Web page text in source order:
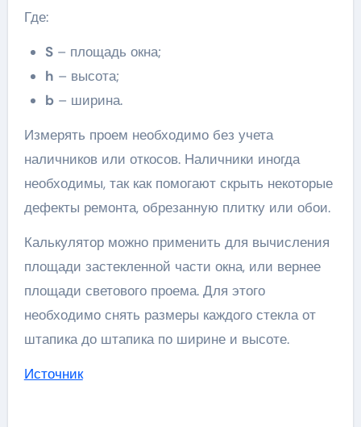
Где:
S– площадь окна;
h – высота;
b– ширина.
Измерять проем необходимо без учета
наличников или откосов. Наличники иногда
необходимы, так как помогают скрыть некоторые
дефекты ремонта, обрезанную плитку или обои.
Калькулятор можно применить для вычисления
площади застекленной части окна, или вернее
площади светового проема. Для этого
необходимо снять размеры каждого стекла от
штапика до штапика по ширине и высоте.
Источник